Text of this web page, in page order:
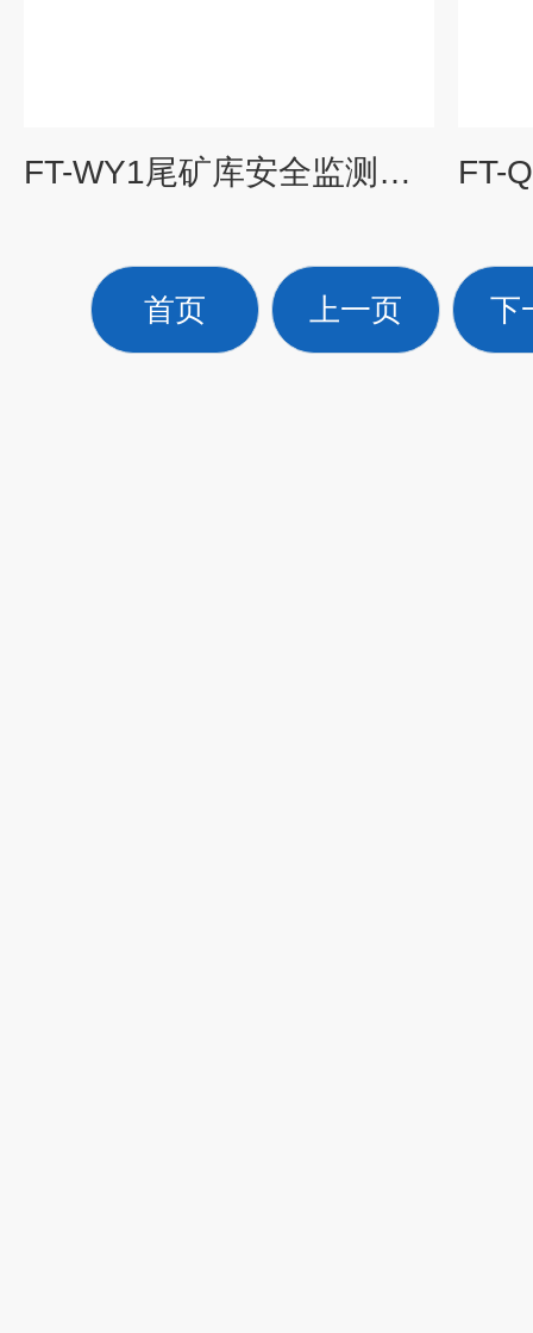
FT-WY1尾矿库安全监测系统
首页 上一页 下